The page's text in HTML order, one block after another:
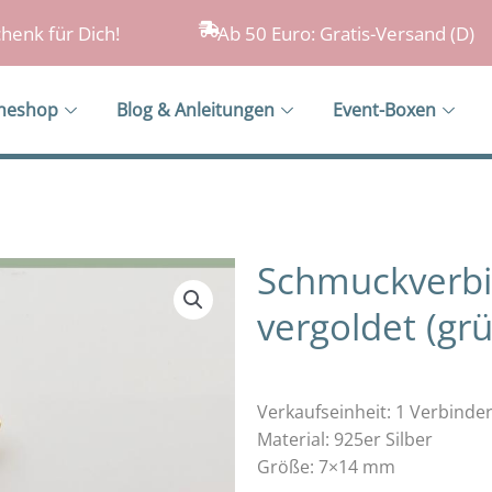
für Dich! Ab 50 Euro: Gratis-Versand (D)
Blog & Anleitungen Event-Boxen
vergoldet
Verkaufseinheit: 1 Verbinder
Material: 925er Silber
Größe: 7×14 mm